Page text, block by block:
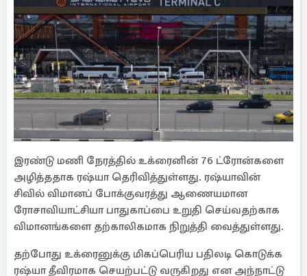
இரண்டு மணி நேரத்தில் உக்ரைனின் 76 ட்ரோன்களை
அழித்ததாக ரஷ்யா தெரிவித்துள்ளது. ரஷ்யாவின்
சிவில் விமானப் போக்குவரத்து ஆணையமான
ரோசாவியாட்சியா பாதுகாப்பை உறுதி செய்வதற்காக
விமானங்களை தற்காலிகமாக நிறுத்தி வைத்துள்ளது.
தற்போது உக்ரைனுக்கு மிகப்பெரிய பதிலடி கொடுக்க
ரஷ்யா தீவிரமாக செயற்பட்டு வருகிறது என அந்நாட்டு